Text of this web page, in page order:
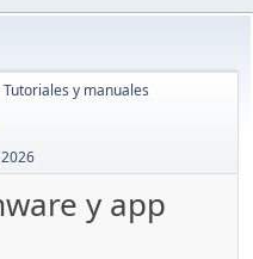
Tutoriales y manuales
y app